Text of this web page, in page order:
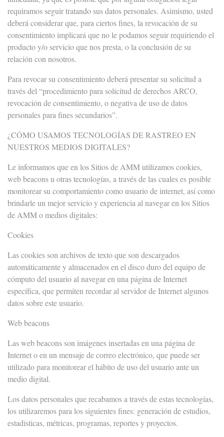
requiramos seguir tratando sus datos personales. Asimismo, usted
deberá considerar que, para ciertos fines, la revocación de su
consentimiento implicará que no le podamos seguir requiriendo el
producto y/o servicio que nos presta, o la conclusión de su
relación con nosotros.
Para revocar su consentimiento deberá presentar su solicitud a
través del “procedimiento para solicitud de derechos ARCO,
revocación de consentimiento, o negativa de uso de datos
personales para fines secundarios”.
¿CÓMO USAMOS TECNOLOGÍAS DE RASTREO EN
NUESTROS MEDIOS DIGITALES?
Le informamos que en los Sitios de AMM utilizamos cookies,
web beacons u otras tecnologías, a través de las cuales es posible
monitorear su comportamiento como usuario de internet, así como
brindarle un mejor servicio y experiencia al navegar en los Sitios
de AMM o medios digitales:
Cookies
Las cookies son archivos de texto que son descargados
automáticamente y almacenados en el disco duro del equipo de
cómputo del usuario al navegar en una página de Internet
específica, que permiten recordar al servidor de Internet algunos
datos sobre este usuario.
Web beacons
Las web beacons son imágenes insertadas en una página de
Internet o en un mensaje de correo electrónico, que puede ser
utilizado para monitorear el hábito de uso del usuario ante un
medio digital.
Los datos personales que recabamos a través de estas tecnologías,
los utilizaremos para los siguientes fines: generación de estudios,
estadísticas, métricas, programas, reportes y proyectos.